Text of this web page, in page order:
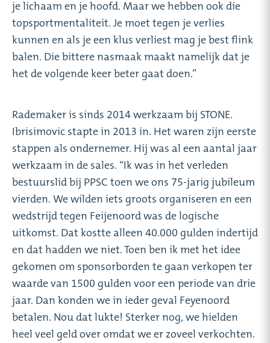
je lichaam en je hoofd. Maar we hebben ook die
topsportmentaliteit. Je moet tegen je verlies
kunnen en als je een klus verliest mag je best flink
balen. Die bittere nasmaak maakt namelijk dat je
het de volgende keer beter gaat doen.”
Rademaker is sinds 2014 werkzaam bij STONE.
Ibrisimovic stapte in 2013 in. Het waren zijn eerste
stappen als ondernemer. Hij was al een aantal jaar
werkzaam in de sales. “Ik was in het verleden
bestuurslid bij PPSC toen we ons 75-jarig jubileum
vierden. We wilden iets groots organiseren en een
wedstrijd tegen Feijenoord was de logische
uitkomst. Dat kostte alleen 40.000 gulden indertijd
en dat hadden we niet. Toen ben ik met het idee
gekomen om sponsorborden te gaan verkopen ter
waarde van 1500 gulden voor een periode van drie
jaar. Dan konden we in ieder geval Feyenoord
betalen. Nou dat lukte! Sterker nog, we hielden
heel veel geld over omdat we er zoveel verkochten.